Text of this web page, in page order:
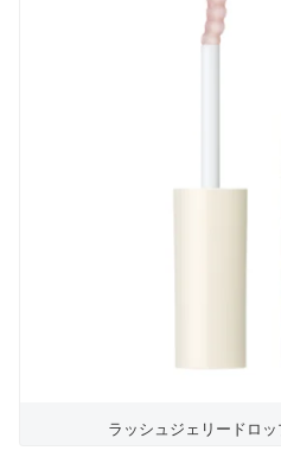
ラッシュジェリードロ